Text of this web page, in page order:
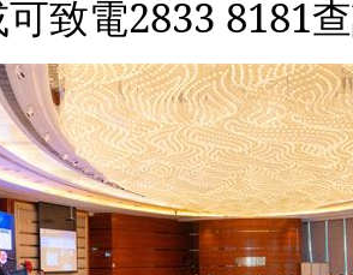
致電2833 8181